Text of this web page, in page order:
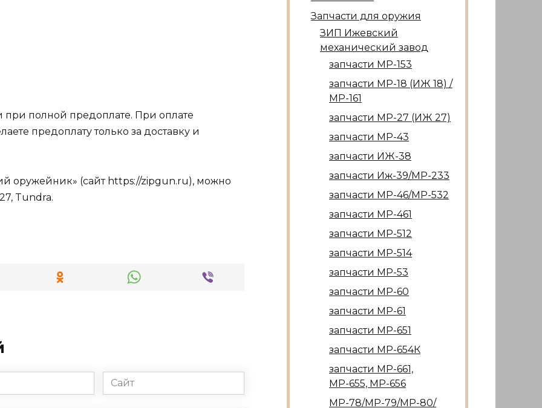
полной предоплате. При оплате
предоплату только за доставку и
оружейник» (сайт https://zipgun.ru), можно
Tundra.
Сайт
Запчасти для оружия
ЗИП Ижевский
механический завод
запчасти МР-153
запчасти МР-18 (ИЖ 18) /
МР-161
запчасти МР-27 (ИЖ 27)
запчасти МР-43
запчасти ИЖ-38
запчасти Иж-39/МР-233
запчасти МР-46/МР-532
запчасти МР-461
запчасти МР-512
запчасти МР-514
запчасти МР-53
запчасти МР-60
запчасти МР-61
запчасти МР-651
запчасти МР-654К
запчасти МР-661,
МР-655, МР-656
МР-78/МР-79/МР-80/